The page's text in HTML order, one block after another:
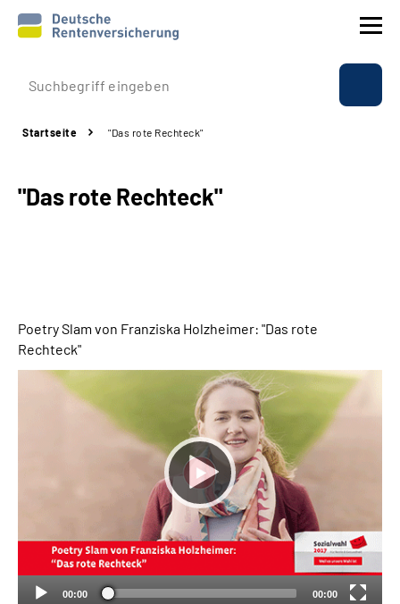
Prävention
Rente
Über uns & Presse
Online-Services
Language
Inhalte in Gebärdensprache (DGS)
Leichte Sprache
Startseite "Das rote Rechteck"
"Das rote Rechteck"
Poetry Slam von Franziska Holzheimer: "Das rote
Rechteck"
00:00 00:00